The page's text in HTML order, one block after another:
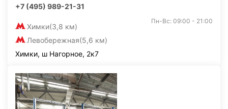
+7 (495) 989-21-31
Химки(3,8 км)
Левобережная(5,6 км)
Пн-Вс: 09:00 - 21:00
Химки, ш Нагорное, 2к7